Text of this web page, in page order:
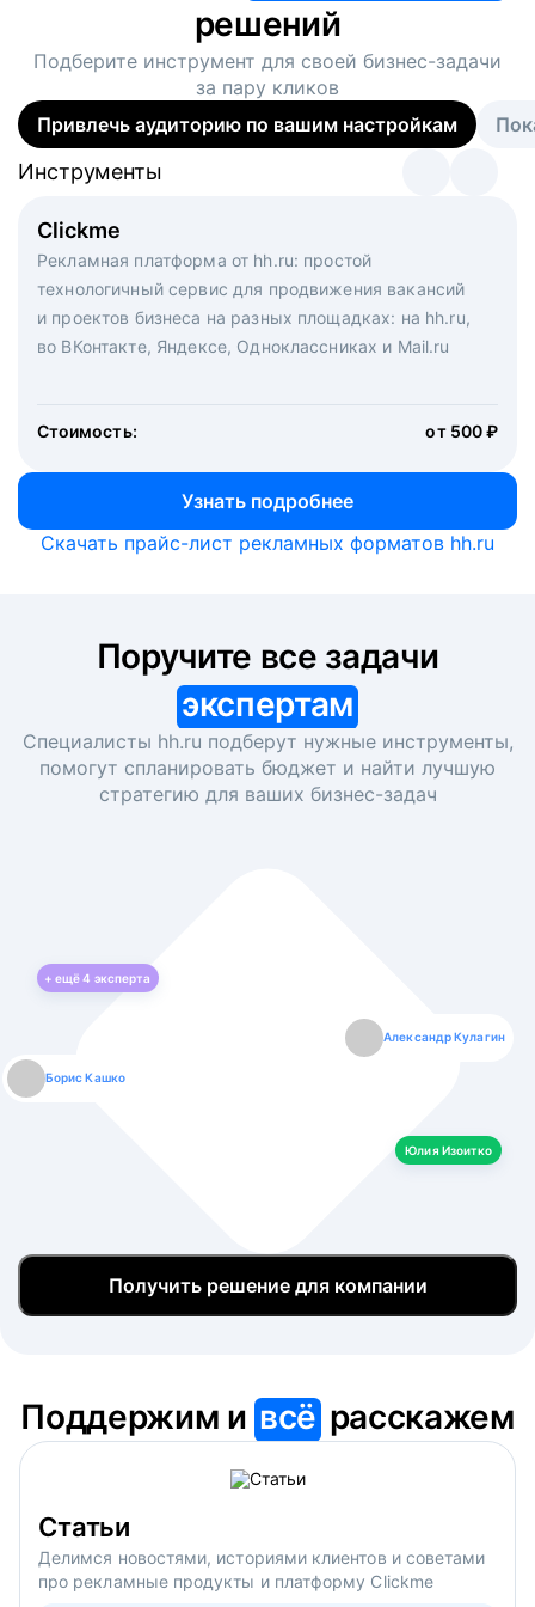
решений
Подберите инструмент для своей бизнес-задачи
за пару кликов
Привлечь аудиторию по вашим настройкам
Clickme
Рекламная платформа от hh.ru: простой
технологичный сервис для продвижения вакансий
и проектов бизнеса на разных площадках: на hh.ru,
во ВКонтакте, Яндексе, Одноклассниках и Mail.ru
Стоимость: от 500 ₽
Узнать подробнее
Инструменты
Вакансия дня
Рекламный формат для вакансий на главной странице
hh.ru. Увеличивает количество откликов
Инструменты
Массовый подбор под ключ. Решите, сколько
кандидатов и когда вам нужно, и за дело возьмутся
маркетологи, рекрутеры и проектные менеджеры
hh.ru с целым набором digital-инструментов
Инструменты
Скачать прайс-лист рекламных форматов hh.ru
экспертам
Специалисты hh.ru подберут нужные инструменты,
помогут спланировать бюджет и найти лучшую
стратегию для ваших бизнес-задач
+ ещё4 эксперта
Борис Кашко
Александр Кулагин
Юлия Изоитко
Юлия Изоитко
Даниил Макаров
Александр Кулагин
Екатерина Лазаренко
Даниил Макаров
Борис Кашко
Екатерина Лазаренко
Юлия Изоитко
Получить решение для компании
Поддержим ивсё расскажем
Статьи
Делимся новостями, историями клиентов и советами
про рекламные продукты и платформу Clickme